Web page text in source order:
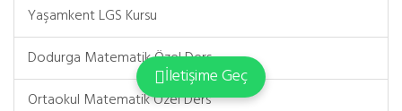
Yaşamkent LGS Kursu
Dodurga Matematik Özel Ders
Ortaokul Matematik Özel Ders
İletişime Geç